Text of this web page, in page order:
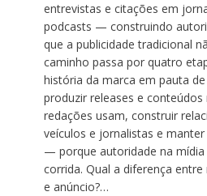
entrevistas e citações em
podcasts — construindo
que a publicidade tradicional
caminho passa por quatro
história da marca em pauta
produzir releases e
redações usam, construir
veículos e jornalistas e
— porque autoridade na
corrida. Qual a diferença
e anúncio?…